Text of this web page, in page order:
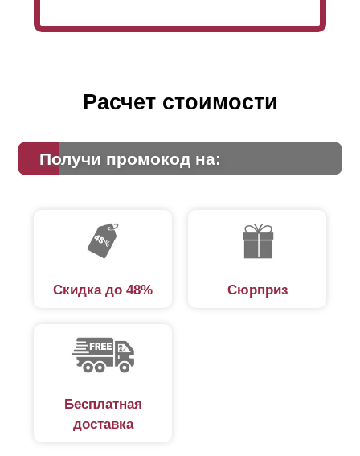
Расчет стоимости
Получи промокод на:
Скидка до 48% Сюрприз
Бесплатная
доставка